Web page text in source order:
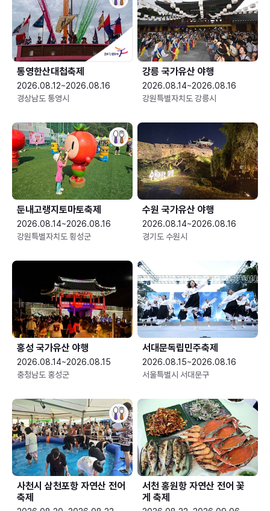
통영한산대첩축제
2026.08.12~2026.08.16
경상남도 통영시
강릉 국가유산 야행
2026.08.14~2026.08.16
강원특별자치도 강릉시
둔내고랭지토마토축제
2026.08.14~2026.08.16
강원특별자치도 횡성군
수원 국가유산 야행
2026.08.14~2026.08.16
경기도 수원시
홍성 국가유산 야행
2026.08.14~2026.08.15
충청남도 홍성군
서대문독립민주축제
2026.08.15~2026.08.16
서울특별시 서대문구
사천시 삼천포항 자연산 전어
축제
서천 홍원항 자연산 전어 꽃
게 축제